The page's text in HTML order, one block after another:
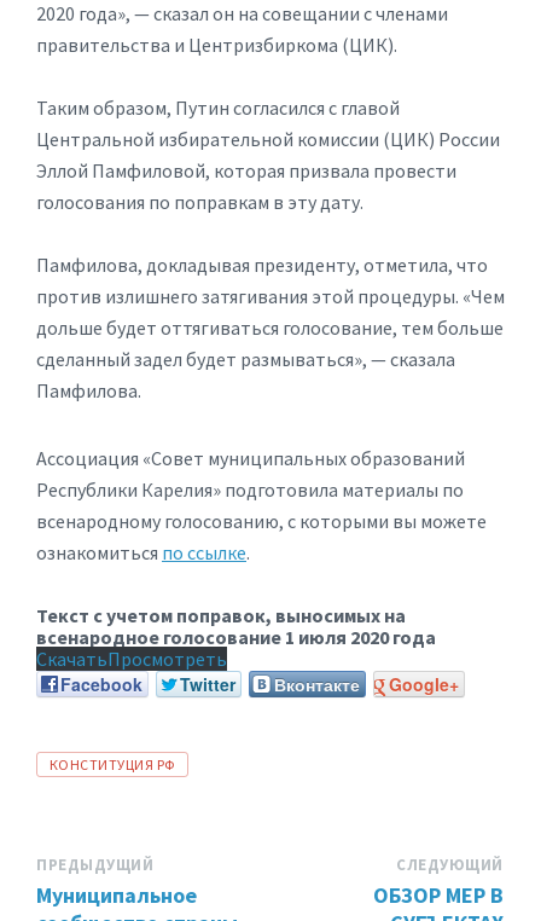
2020 года», — сказал он на совещании с членами
правительства и Центризбиркома (ЦИК).
Таким образом, Путин согласился с главой
Центральной избирательной комиссии (ЦИК) России
Эллой Памфиловой, которая призвала провести
голосования по поправкам в эту дату.
Памфилова, докладывая президенту, отметила, что
против излишнего затягивания этой процедуры. «Чем
дольше будет оттягиваться голосование, тем больше
сделанный задел будет размываться», — сказала
Памфилова.
Ассоциация «Совет муниципальных образований
Республики Карелия» подготовила материалы по
всенародному голосованию, с которыми вы можете
ознакомиться по ссылке.
Текст с учетом поправок, выносимых на
всенародное голосование 1 июля 2020 года
СкачатьПросмотреть
Facebook
Twitter Вконтакте Google+
ТЕГИ:
КОНСТИТУЦИЯ РФ
ПРЕДЫДУЩИЙ
Муниципальное
СЛЕДУЮЩИЙ
ОБЗОР МЕР В